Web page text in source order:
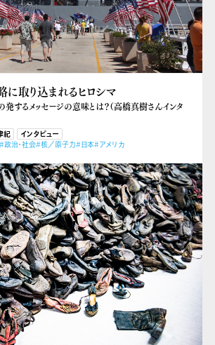
に取り込まれるヒロシマ
するメッセージの意味とは？（高橋真樹さんインタ
紀
インタビュー
政治・社会#核／原子力#日本#アメリカ